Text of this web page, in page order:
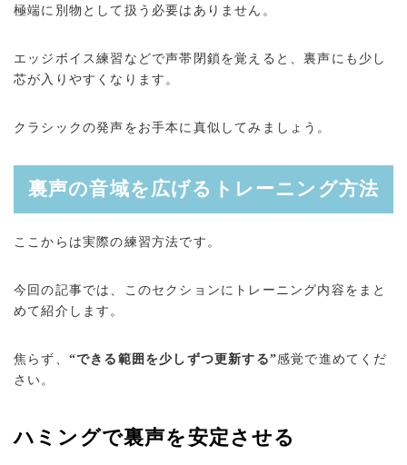
極端に別物として扱う必要はありません。
エッジボイス練習などで声帯閉鎖を覚えると、裏声にも少し
芯が入りやすくなります。
クラシックの発声をお手本に真似してみましょう。
裏声の音域を広げるトレーニング方法
ここからは実際の練習方法です。
今回の記事では、このセクションにトレーニング内容をまと
めて紹介します。
焦らず、 “できる範囲を少しずつ更新する”感覚で進めてくだ
さい。
ハミングで裏声を安定させる